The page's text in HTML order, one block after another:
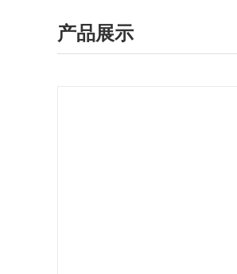
产品展示